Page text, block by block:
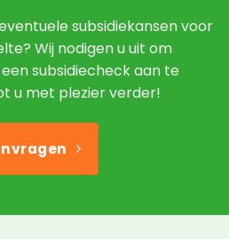
subsidiekansen voor
Wij nodigen u uit om
subsidiecheck aan te
u met plezier verder!